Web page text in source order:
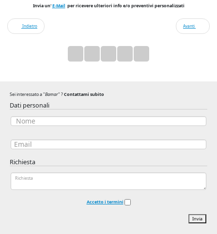
Invia un'E-Mail per ricevere ulteriori info e/o preventivi personalizzati
Indietro Avanti
Sei interessato a "Bamar" ?Contattami subito
Dati personali
Richiesta
Accetto i termini
Invia